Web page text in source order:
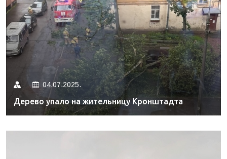
04.07.2025.
Дерево упало на жительницу Кронштадта